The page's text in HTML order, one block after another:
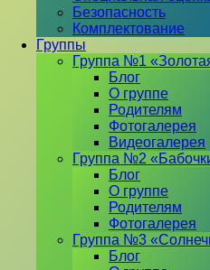
Безопасность
Комплектование
Группы
Группа №1
Блог
О группе
Родителям
Фотогалерея
Видеогалерея
Группа №2
Блог
О группе
Родителям
Фотогалерея
Группа №3
Блог